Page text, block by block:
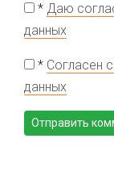
* Даю
данных
* Согласен
данных